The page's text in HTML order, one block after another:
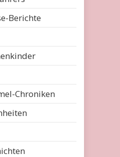
Berichte
Chroniken